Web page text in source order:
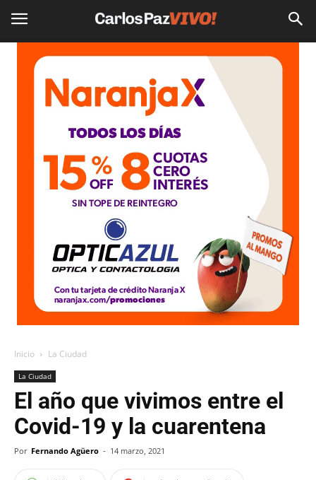
Inicio La Ciudad
La Ciudad
El año que vivimos entre el
Covid-19 y la cuarentena
Por Fernando Agüero - 14 marzo, 2021